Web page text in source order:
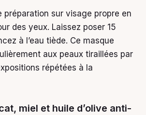
préparation sur visage propre en
des yeux. Laissez poser 15
à l’eau tiède. Ce masque
aux peaux tiraillées par
répétées à la
miel et huile d’olive anti-